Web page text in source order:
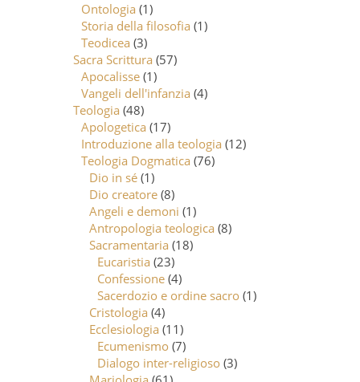
Ontologia (1)
Storia della filosofia (1)
Teodicea (3)
Sacra Scrittura (57)
Apocalisse (1)
Vangeli dell'infanzia (4)
Teologia (48)
Apologetica (17)
Introduzione alla teologia (12)
Teologia Dogmatica (76)
Dio in sé (1)
Dio creatore (8)
Angeli e demoni (1)
Antropologia teologica (8)
Sacramentaria (18)
Eucaristia (23)
Confessione (4)
Sacerdozio e ordine sacro (1)
Cristologia (4)
Ecclesiologia (11)
Ecumenismo (7)
Dialogo inter-religioso (3)